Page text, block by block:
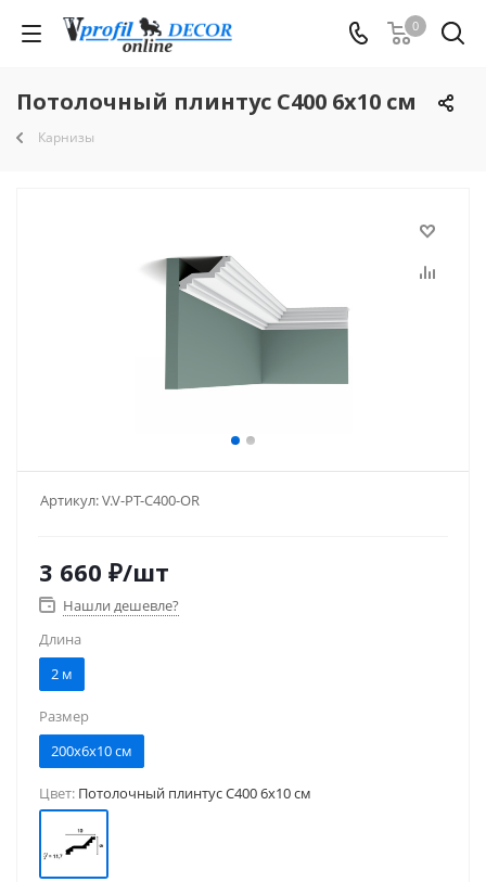
0
Потолочный плинтус C400 6x10 см
Карнизы
Артикул:V.V-PT-C400-OR
3 660 ₽/шт
Нашли дешевле?
Длина
2 м
Размер
200x6x10 см
Цвет: Потолочный плинтус C400 6x10 см